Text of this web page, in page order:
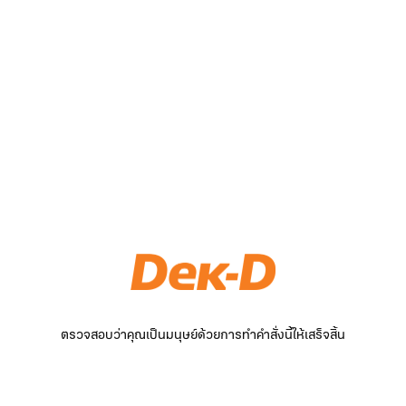
ตรวจสอบว่าคุณเป็นมนุษย์ด้วยการทำคำสั่งนี้ให้เสร็จสิ้น